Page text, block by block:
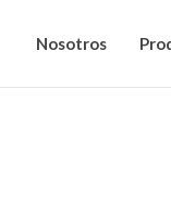
Nosotros